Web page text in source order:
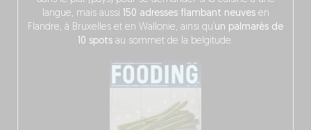
langue, mais aussi
150 adresses flambant neuvesen
Flandre, à Bruxelles et en Wallonie, ainsi qu’ un palmarès de
10 spots au sommet de la belgitude.